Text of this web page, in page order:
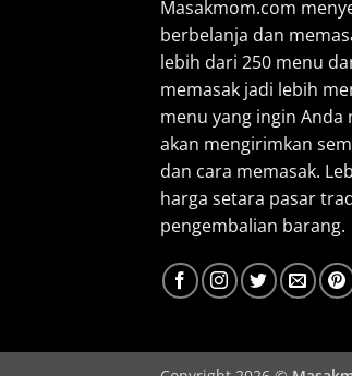
Masakmom.com
berbelanja dan
lebih dari 250 menu
memasak jadi lebih
menu yang ingin Anda
akan mengirimkan
dan cara memasak.
harga setara pasar
pengembalian barang.